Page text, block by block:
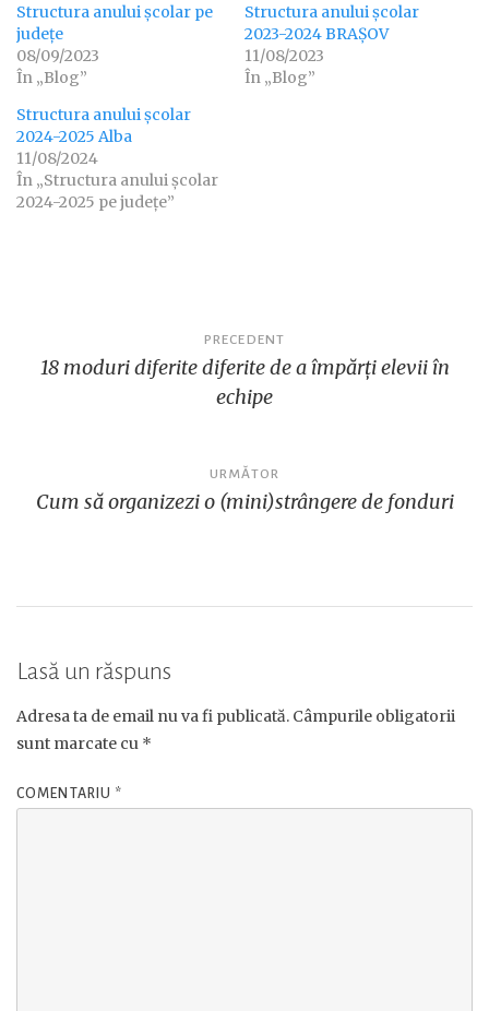
Structura anului școlar pe
județe
08/09/2023
În „Blog”
Structura anului școlar
2023-2024 BRAȘOV
11/08/2023
În „Blog”
Structura anului școlar
2024-2025 Alba
11/08/2024
În „Structura anului școlar
2024-2025 pe județe”
în
PRECEDENT
18 moduri diferite diferite de a împărți elevii în
echipe
URMĂTOR
Cum să organizezi o (mini)strângere de fonduri
Lasă un răspuns
Adresa ta de email nu va fi publicată. Câmpurile obligatorii
sunt marcate cu *
COMENTARIU *